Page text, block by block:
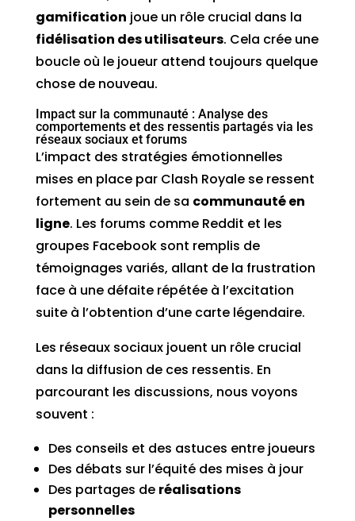
gamification joue un rôle crucial dans la
fidélisation des utilisateurs. Cela crée une
boucle où le joueur attend toujours quelque
chose de nouveau.
Impact sur la communauté : Analyse des
comportements et des ressentis partagés via les
réseaux sociaux et forums
L’impact des stratégies émotionnelles
mises en place par Clash Royale se ressent
fortement au sein de sa communauté en
ligne. Les forums comme Reddit et les
groupes Facebook sont remplis de
témoignages variés, allant de la frustration
face à une défaite répétée à l’excitation
suite à l’obtention d’une carte légendaire.
Les réseaux sociaux jouent un rôle crucial
dans la diffusion de ces ressentis. En
parcourant les discussions, nous voyons
souvent :
Des conseils et des astuces entre joueurs
Des débats sur l’équité des mises à jour
Des partages de réalisations
personnelles